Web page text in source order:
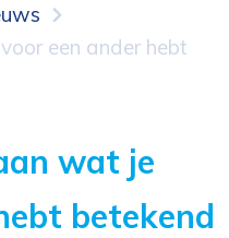
een ander hebt
wat je
betekend